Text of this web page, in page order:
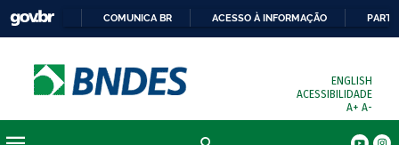
COMUNICA BR ACESSO À INFORMAÇÃO
ENGLISH
ACESSIBILIDADE
A+ A-